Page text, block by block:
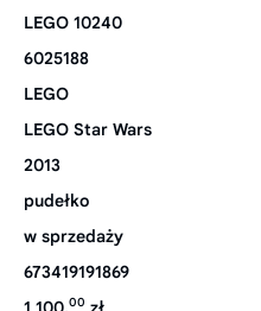
LEGO 10240
6025188
LEGO
LEGO Star Wars
2013
pudełko
w sprzedaży
673419191869
00